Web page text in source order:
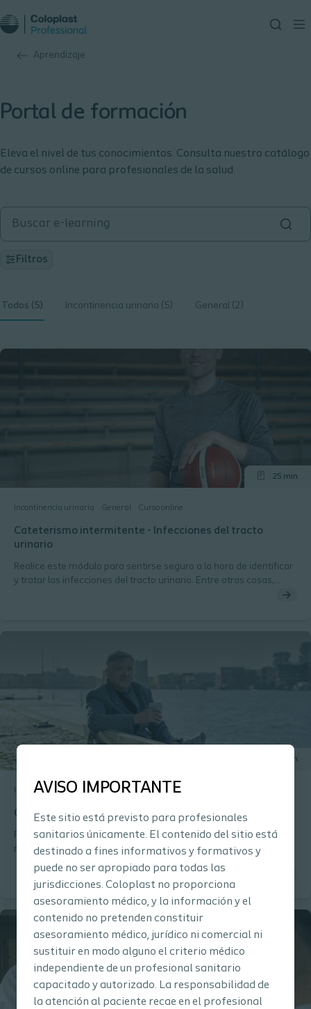
Aprendizaje
AVISO IMPORTANTE
Este sitio está previsto para profesionales
sanitarios únicamente. El contenido del sitio está
destinado a fines informativos y formativos y
puede no ser apropiado para todas las
jurisdicciones. Coloplast no proporciona
asesoramiento médico, y la información y el
contenido no pretenden constituir
asesoramiento médico, jurídico ni comercial ni
sustituir en modo alguno el criterio médico
independiente de un profesional sanitario
capacitado y autorizado. La responsabilidad de
la atención al paciente recae en el profesional
Portal de formación
Eleva el nivel de tus conocimientos. Consulta nuestro catálogo
de cursos online para profesionales de la salud.
Filtros
Todos (5) Incontinencia urinaria (5) General (2)
Incontinencia urinaria General Curso online
25 min.
Cateterismo intermitente - Infecciones del tracto
urinario
Realice este módulo para sentirse seguro a la hora de identificar
y tratar las infecciones del tracto urinario. Entre otras cosas,
aprenderá las causas y los diagnósticos, los tipos de bacterias y
Incontinencia urinaria Curso online
15 min.
Cateterismo intermitente - Incontinencia y retención
Familiarízate con los tipos más frecuentes de incontinencia y
retención, ilustrados mediante animaciones y dibujos
anatómicos. A través de ejercicios, podrás relacionar los distintos
pacientes con el diagnóstico/tipo de incontinencia.